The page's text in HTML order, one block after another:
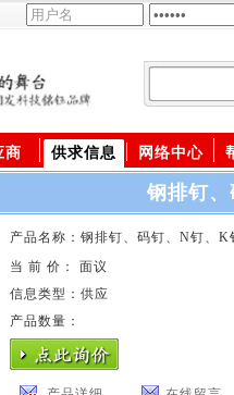
商 供求信息 网络中心
钢排钉
产品名称：钢排钉、码钉、N钉、K
当 前 价： 面议
信息类型：供应
产品数量：